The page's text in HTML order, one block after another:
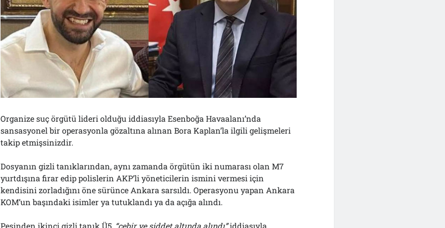
Organize suç örgütü lideri olduğu iddiasıyla Esenboğa Havaalanı’nda
sansasyonel bir operasyonla gözaltına alınan Bora Kaplan’la ilgili gelişmeleri
takip etmişsinizdir.
Dosyanın gizli tanıklarından, aynı zamanda örgütün iki numarası olan M7
yurtdışına firar edip polislerin AKP’li yöneticilerin ismini vermesi için
kendisini zorladığını öne sürünce Ankara sarsıldı. Operasyonu yapan Ankara
KOM’un başındaki isimler ya tutuklandı ya da açığa alındı.
Peşinden ikinci gizli tanık Ü5, “cebir ve şiddet altında alındı”iddiasıyla